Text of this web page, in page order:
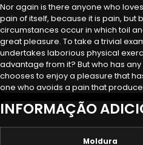
Nor again is there anyone who
pain of itself, because it is pain, but
circumstances occur in which toil
great pleasure. To take a trivial
undertakes laborious physical
advantage from it? But who has
chooses to enjoy a pleasure that
one who avoids a pain that
INFORMAÇÃO
Moldura